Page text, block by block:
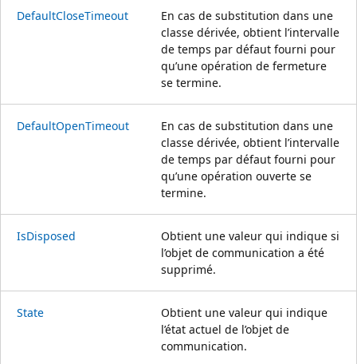
DefaultCloseTimeout
En cas de substitution dans une
classe dérivée, obtient l’intervalle
de temps par défaut fourni pour
qu’une opération de fermeture
se termine.
DefaultOpenTimeout
En cas de substitution dans une
classe dérivée, obtient l’intervalle
de temps par défaut fourni pour
qu’une opération ouverte se
termine.
IsDisposed
Obtient une valeur qui indique si
l’objet de communication a été
supprimé.
State
Obtient une valeur qui indique
l’état actuel de l’objet de
communication.